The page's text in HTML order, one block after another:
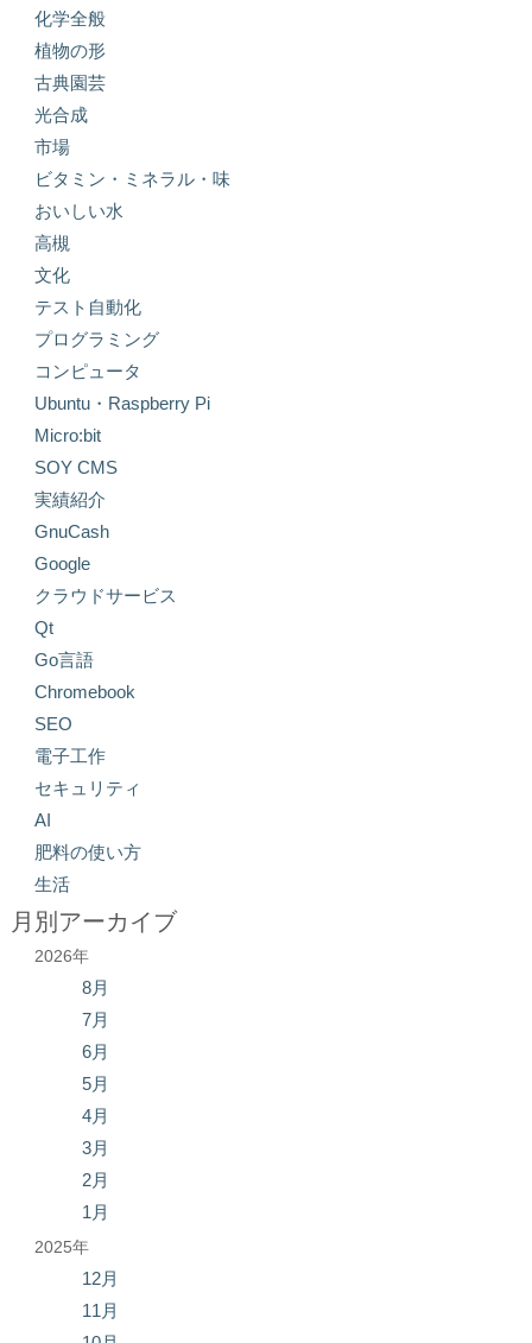
化学全般
植物の形
古典園芸
光合成
市場
ビタミン・ミネラル・味
おいしい水
高槻
文化
テスト自動化
プログラミング
コンピュータ
Ubuntu・Raspberry Pi
Micro:bit
SOY CMS
実績紹介
GnuCash
Google
クラウドサービス
Qt
Go言語
Chromebook
SEO
電子工作
セキュリティ
AI
肥料の使い方
生活
月別アーカイブ
2026年
8月
7月
6月
5月
4月
3月
2月
1月
2025年
12月
11月